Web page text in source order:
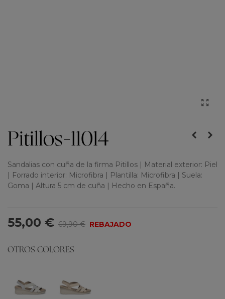
Pitillos-11014
Sandalias con cuña de la firma Pitillos | Material exterior: Piel
| Forrado interior: Microfibra | Plantilla: Microfibra | Suela:
Goma | Altura 5 cm de cuña | Hecho en España.
55,00 € 69,90 € REBAJADO
OTROS COLORES